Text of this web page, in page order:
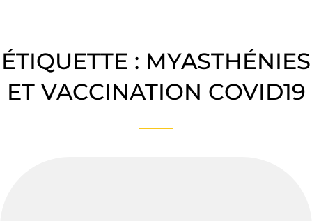
ÉTIQUETTE : MYASTHÉNIES
ET VACCINATION COVID19